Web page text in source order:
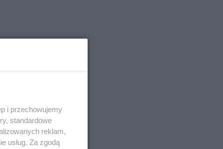
i
i przechowujemy
standardowe
reklam,
usług. Za zgodą